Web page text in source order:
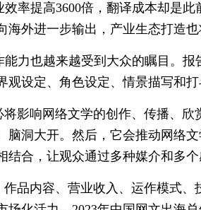
率提高3600倍，翻译成本却是此
外进一步输出，产业生态打造也
力也越来越受到大众的瞩目。报
设定、角色设定、情景描写和打
影响网络文学的创作、传播、欣
洞大开。然后，它会推动网络
合，让观众通过多种媒介和多个
品内容、营业收入、运作模式、